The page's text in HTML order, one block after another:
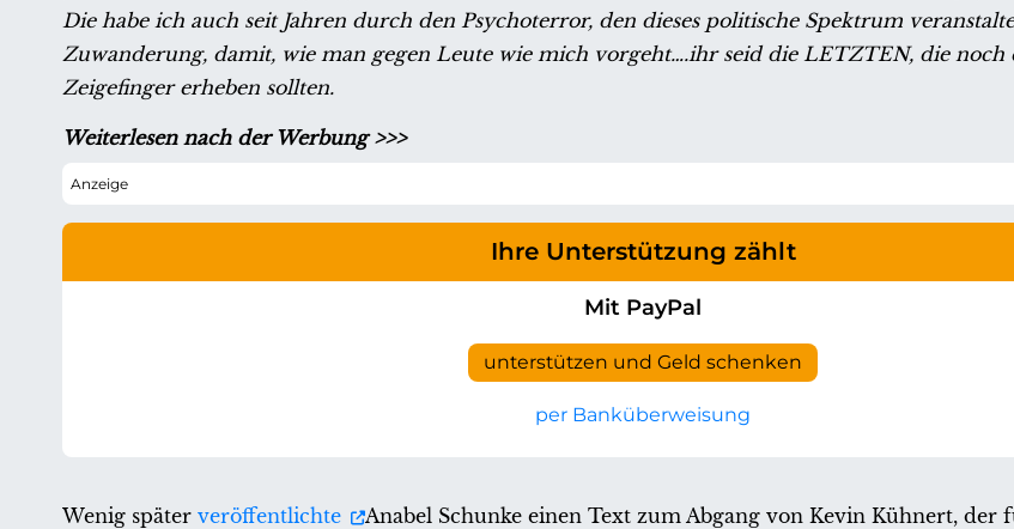
Die habe ich auch seit Jahren durch den Psychoterror, den dieses politische Spektrum
Zuwanderung, damit, wie man gegen Leute wie mich vorgeht….ihr seid die LETZTEN, die noch
Zeigefinger erheben sollten.
Weiterlesen nach der Werbung >>>
Ihre Unterstützung zählt
Mit PayPal
unterstützen und Geld schenken
per Banküberweisung
Wenig später veröffentlichte
Anabel Schunke einen Text zum Abgang von Kevin Kühnert, der